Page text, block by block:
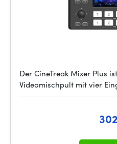
Der CineTreak Mixer Plus
Videomischpult mit vier